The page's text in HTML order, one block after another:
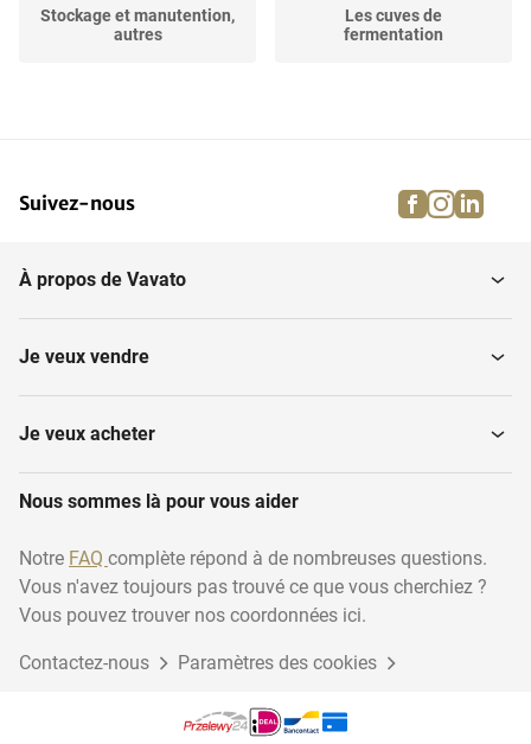
Stockage et manutention,
autres
Les cuves de
fermentation
Courroies d'alimentation
Commandes principales
Equipement d'hygiène,
autres
Eviers en acier inoxydable
Réservoirs de stockage
(Industrie...
Suivez-nous facebook
À propos de Vavato
Je veux vendre
Je veux acheter
Nous sommes là pour vous aider
Notre FAQ complète répond à de nombreuses questions.
Vous n'avez toujours pas trouvé ce que vous cherchiez ?
Vous pouvez trouver nos coordonnées ici.
Contactez-nous Paramètres des cookies